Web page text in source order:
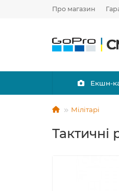
Про магазин
Екшн-
Мілітарі
Тактичні